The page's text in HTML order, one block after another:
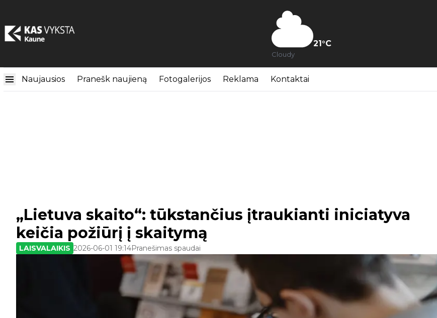
21°C
Cloudy
Naujausios Pranešk naujieną Fotogalerijos Reklama Kontaktai
„Lietuva skaito“: tūkstančius įtraukianti iniciatyva
keičia požiūrį į skaitymą
LAISVALAIKIS 2026-06-01 19:14Pranešimas spaudai